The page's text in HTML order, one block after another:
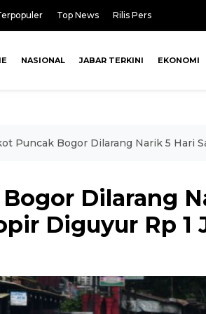
Top News Rilis Pers
NASIONAL JABAR TERKINI EKONOMI
Puncak Bogor Dilarang Narik 5 Hari
Dilarang
Diguyur Rp 1